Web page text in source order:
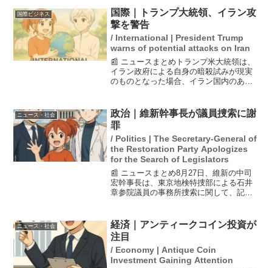
ニュー『ハッピーセット』の『ポケモ
ン』第2弾を15日から発売...
国際ビジネス
国際｜トランプ大統領、イラン攻
撃を警告
/ International | President Trump
warns of potential attacks on Iran
📰 ニュースまとめトランプ米大統領は、
イラン政府による自身の暗殺試みが現実
のものとなった場合、イラン国内のあら
SNS「トゥルース・ソーシャル」で行わ
れ、イスラエルが米国...
ニュース・社会
政治｜維新幹事長が議員捜索に謝
罪
/ Politics | The Secretary-General of
the Restoration Party Apologizes
for the Search of Legislators
📰 ニュースまとめ8月27日、維新の中司
宏幹事長は、東京地検特捜部による石井
章参院議員の事務所捜索に関して、記者
書給与詐欺の疑いが持たれており、この
事態について幹事長は...
ニュース・社会
経済｜アンティークコイン投資が
注目
/ Economy | Antique Coin
Investment Gaining Attention